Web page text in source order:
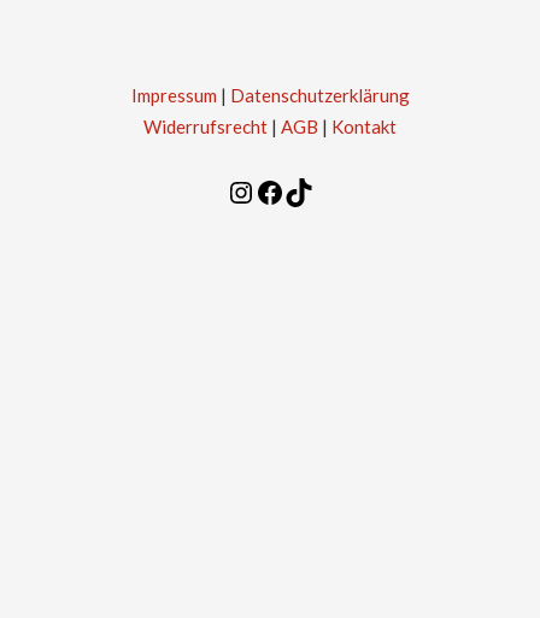
Impressum | Datenschutzerklärung
Widerrufsrecht | AGB | Kontakt
Instagram
Facebook